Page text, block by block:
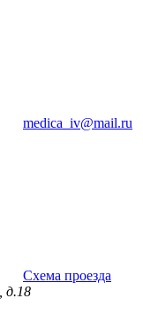
medica_iv@mail.ru
Схема проезда
д.18